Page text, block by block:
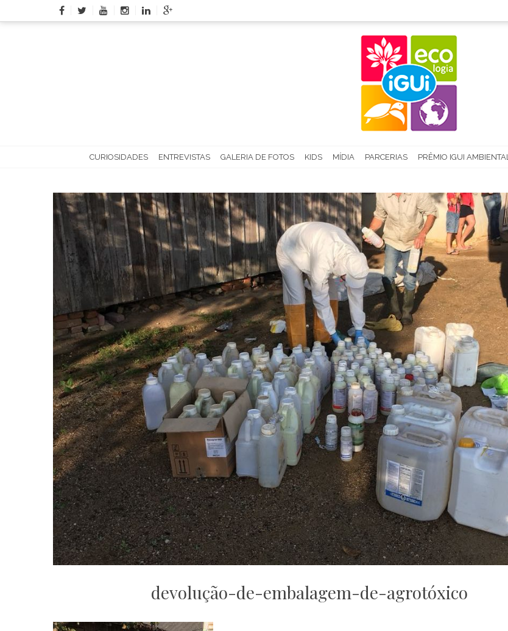
to
CURIOSIDADES ENTREVISTAS GALERIA DE FOTOS KIDS MÍDIA PARCERIAS PRÊMIO IGUI AMBIENTAL
devolução-de-embalagem-de-agrotóxico